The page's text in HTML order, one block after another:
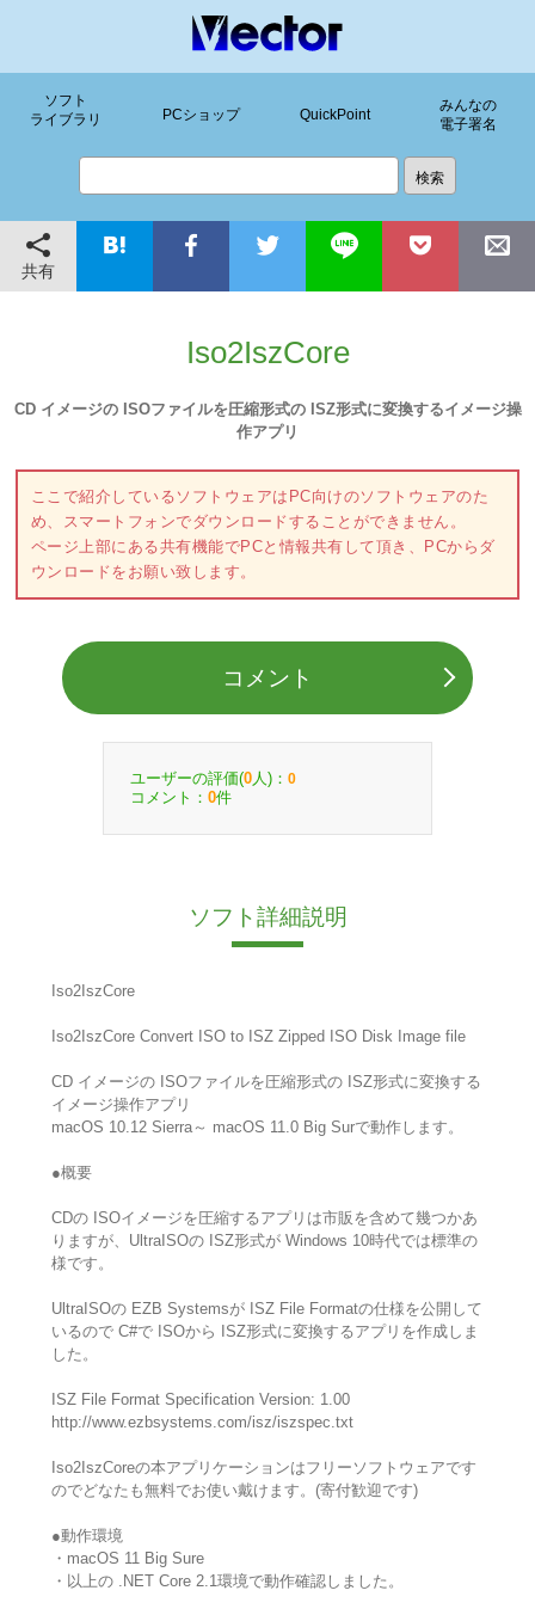
ソフト
ライブラリ
PCショップ QuickPoint
みんなの
電子署名
共有
Iso2IszCore
CD イメージの ISOファイルを圧縮形式の ISZ形式に変換するイメージ操
作アプリ
ここで紹介しているソフトウェアはPC向けのソフトウェアのた
め、スマートフォンでダウンロードすることができません。
ページ上部にある共有機能でPCと情報共有して頂き、PCからダ
ウンロードをお願い致します。
コメント
ユーザーの評価(0 人)： 0
コメント： 0件
ソフト詳細説明
Iso2IszCore
Iso2IszCore Convert ISO to ISZ Zipped ISO Disk Image file
CD イメージの ISOファイルを圧縮形式の ISZ形式に変換する
イメージ操作アプリ
macOS 10.12 Sierra～ macOS 11.0 Big Surで動作します。
●概要
CDの ISOイメージを圧縮するアプリは市販を含めて幾つかあ
りますが、UltraISOの ISZ形式が Windows 10時代では標準の
様です。
UltraISOの EZB Systemsが ISZ File Formatの仕様を公開して
いるので C#で ISOから ISZ形式に変換するアプリを作成しま
した。
ISZ File Format Specification Version: 1.00
http://www.ezbsystems.com/isz/iszspec.txt
Iso2IszCoreの本アプリケーションはフリーソフトウェアです
のでどなたも無料でお使い戴けます。(寄付歓迎です)
●動作環境
・macOS 11 Big Sure
・以上の .NET Core 2.1環境で動作確認しました。